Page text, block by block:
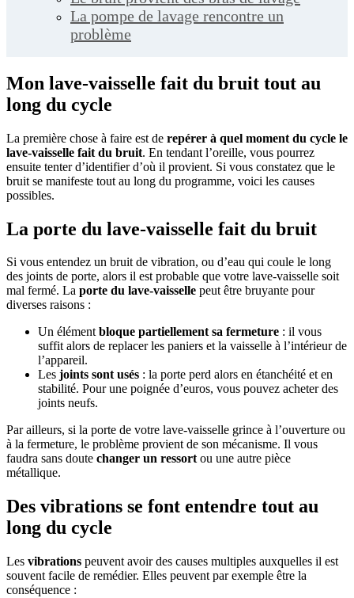
La pompe de lavage rencontre un
problème
Mon lave-vaisselle fait du bruit tout au
long du cycle
La première chose à faire est de repérer à quel moment du cycle le
lave-vaisselle fait du bruit. En tendant l’oreille, vous pourrez
ensuite tenter d’identifier d’où il provient. Si vous constatez que le
bruit se manifeste tout au long du programme, voici les causes
possibles.
La porte du lave-vaisselle fait du bruit
Si vous entendez un bruit de vibration, ou d’eau qui coule le long
des joints de porte, alors il est probable que votre lave-vaisselle soit
mal fermé. La porte du lave-vaisselle peut être bruyante pour
diverses raisons :
Un élémentbloque partiellement sa fermeture : il vous
suffit alors de replacer les paniers et la vaisselle à l’intérieur de
l’appareil.
Les joints sont usés : la porte perd alors en étanchéité et en
stabilité. Pour une poignée d’euros, vous pouvez acheter des
joints neufs.
Par ailleurs, si la porte de votre lave-vaisselle grince à l’ouverture ou
à la fermeture, le problème provient de son mécanisme. Il vous
faudra sans doute changer un ressortou une autre pièce
métallique.
Des vibrations se font entendre tout au
long du cycle
Les vibrations peuvent avoir des causes multiples auxquelles il est
souvent facile de remédier. Elles peuvent par exemple être la
conséquence :